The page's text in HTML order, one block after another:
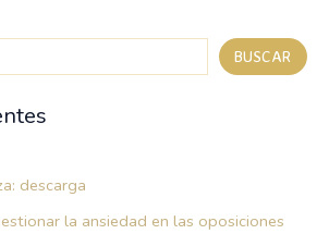
BUSCAR
descarga
la ansiedad en las oposiciones